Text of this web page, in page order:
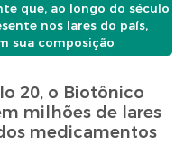
que, ao longo do século
nos lares do país,
sua composição
20, o Biotônico
milhões de lares
medicamentos